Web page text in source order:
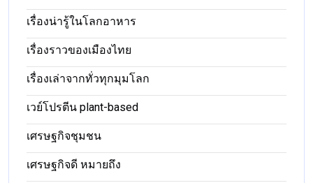
เรื่องน่ารู้ในโลกอาหาร
เรื่องราวของเมืองไทย
เรื่องเล่าจากทั่วทุกมุมโลก
เวย์โปรตีน plant-based
เศรษฐกิจชุมชน
เศรษฐกิจดี หมายถึง